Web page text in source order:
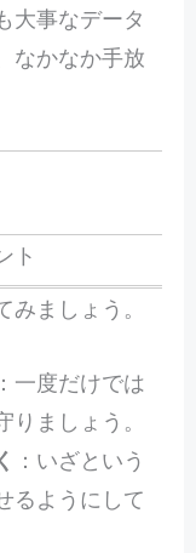
大事なデータ
なかなか手放
ト
ましょう。
：一度だけでは
ましょう。
：いざという
るようにして